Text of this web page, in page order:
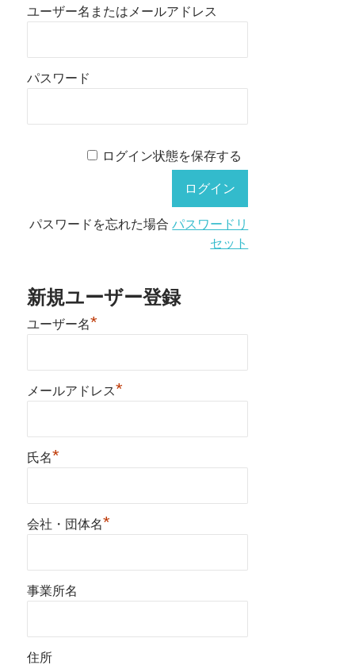
ユーザー名またはメールアドレス
パスワード
ログイン状態を保存する
パスワードを忘れた場合パスワードリ
セット
新規ユーザー登録
ユーザー名*
メールアドレス*
氏名*
会社・団体名*
事業所名
住所